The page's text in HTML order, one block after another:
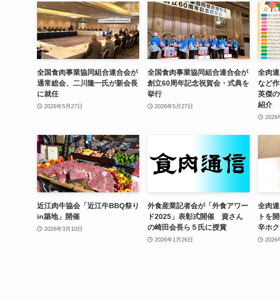
全国食肉事業協同組合連合会が
通常総会、二川隆一氏が新会長
に就任
2026年5月27日
全国食肉事業協同組合連合会が
創立60周年記念祝賀会・式典を
挙行
2026年5月27日
全肉
など
英傑
紹介
2026
近江肉牛協会「近江牛BBQ祭り
in築地」開催
2026年3月10日
外食産業記者会が「外食アワー
ド2025」表彰式開催 資さん
の崎田会長ら５氏に授賞
2026年1月26日
全肉
トを
辛ホ
2026